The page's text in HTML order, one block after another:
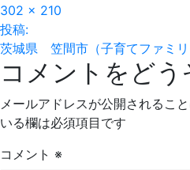
フ
ル
サ
イ
ズ
302 × 210
投
稿
ナ
ビ
ゲ
投稿:
茨城県 笠間市（子育てファミリ
コメントをどう
メールアドレスが公開されること
いる欄は必須項目です
コメント ※